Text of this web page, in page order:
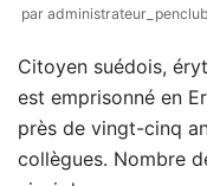
par administrateur_penclub
Citoyen suédois,
est emprisonné en
près de vingt-cinq
collègues. Nombre